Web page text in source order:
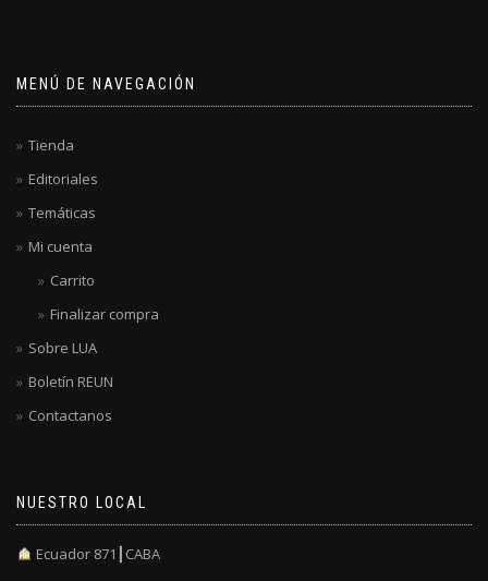
MENÚ DE NAVEGACIÓN
Tienda
Editoriales
Temáticas
Mi cuenta
Carrito
Finalizar compra
Sobre LUA
Boletín REUN
Contactanos
NUESTRO LOCAL
Ecuador 871┃CABA